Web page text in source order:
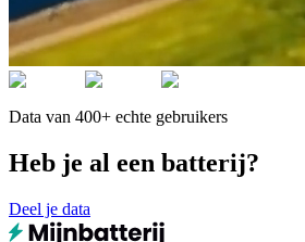
Data van 400+ echte gebruikers
Heb je al een batterij?
Deel je data